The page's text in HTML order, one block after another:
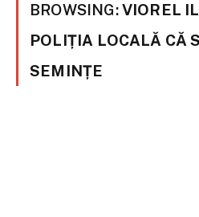
BROWSING:VIOREL
POLIȚIA LOCALĂ CĂ
SEMINȚE